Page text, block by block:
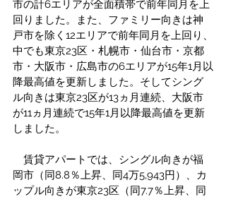
市の計6エリアが全面積帯で前年同月を上
回りました。また、ファミリー向きは神
戸市を除く12エリアで前年同月を上回り、
中でも東京23区・札幌市・仙台市・京都
市・大阪市・広島市の6エリアが15年1月以
降最高値を更新しました。そしてシング
ル向きは東京23区が13ヵ月連続、大阪市
が11ヵ月連続で15年1月以降最高値を更新
しました。
賃貸アパートでは、シングル向きが福
岡市（同8.8％上昇、同4万5,943円）、カ
ップル向きが東京23区（同7.7％上昇、同